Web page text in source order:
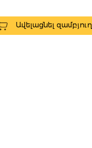
Ավելացնել զամբյուղ